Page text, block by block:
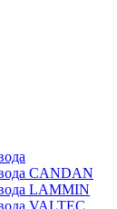
CANDAN
LAMMIN
VALTEC